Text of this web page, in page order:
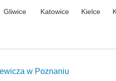
Gliwice Katowice Kielce
w Poznaniu